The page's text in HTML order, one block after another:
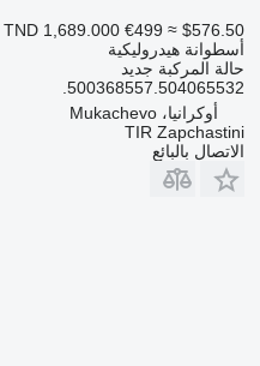
TND 1,689.000 €499 ≈ $576.50
أسطوانة هيدروليكية
حالة المركبة جديد
500368557.504065532.
أوكرانيا، Mukachevo
TIR Zapchastini
الاتصال بالبائع